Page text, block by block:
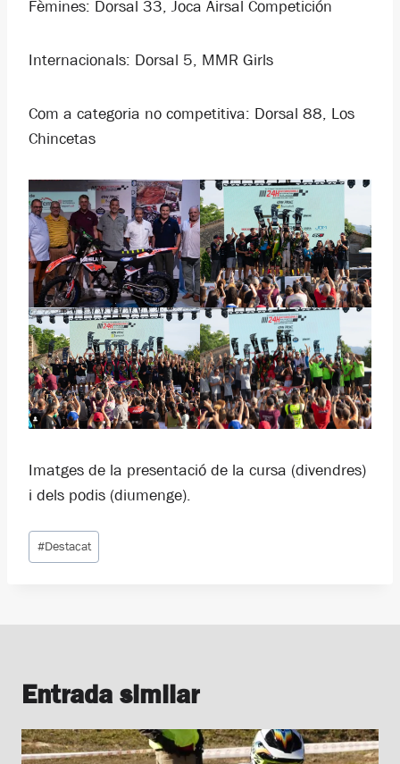
Fèmines: Dorsal 33, Joca Airsal Competición
Internacionals: Dorsal 5, MMR Girls
Com a categoria no competitiva: Dorsal 88, Los
Chincetas
Imatges de la presentació de la cursa (divendres)
i dels podis (diumenge).
Etiquetes
d'entrada
#Destacat
Entrada similar